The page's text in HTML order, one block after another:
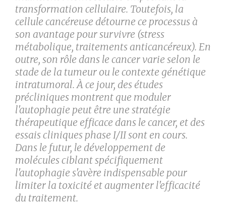
transformation cellulaire. Toutefois, la
cellule cancéreuse détourne ce processus à
son avantage pour survivre (stress
métabolique, traitements anticancéreux). En
outre, son rôle dans le cancer varie selon le
stade de la tumeur ou le contexte génétique
intratumoral. À ce jour, des études
précliniques montrent que moduler
l'autophagie peut être une stratégie
thérapeutique efficace dans le cancer, et des
essais cliniques phase I/II sont en cours.
Dans le futur, le développement de
molécules ciblant spécifiquement
l'autophagie s'avère indispensable pour
limiter la toxicité et augmenter l'efficacité
du traitement.